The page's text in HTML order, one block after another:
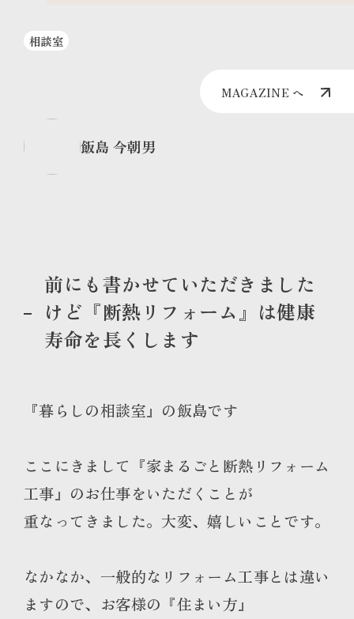
相談室
MAGAZINE へ
飯島 今朝男
前にも書かせていただきました
けど『断熱リフォーム』は健康
寿命を長くします
『暮らしの相談室』の飯島です
ここにきまして『家まるごと断熱リフォーム
工事』のお仕事をいただくことが
重なってきました。大変、嬉しいことです。
なかなか、一般的なリフォーム工事とは違い
ますので、お客様の『住まい方』